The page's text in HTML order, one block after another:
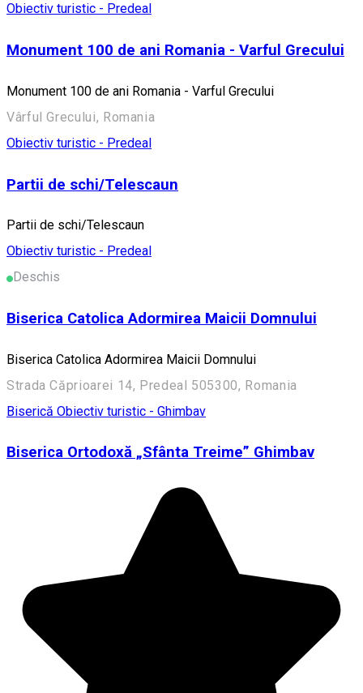
Obiectiv turistic - Predeal
Monument 100 de ani Romania - Varful Grecului
Monument 100 de ani Romania - Varful Grecului
Vârful Grecului, Romania
Obiectiv turistic - Predeal
Partii de schi/Telescaun
Partii de schi/Telescaun
Obiectiv turistic - Predeal
Deschis
Biserica Catolica Adormirea Maicii Domnului
Biserica Catolica Adormirea Maicii Domnului
Strada Căprioarei 14, Predeal 505300, Romania
Biserică Obiectiv turistic - Ghimbav
Biserica Ortodoxă „Sfânta Treime” Ghimbav